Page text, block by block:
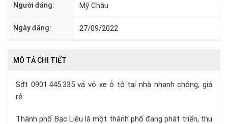
Người đăng: Mỹ Châu
Ngày đăng: 27/09/2022
MÔ TẢ CHI TIẾT
Sđt 0901.445.335 vá vỏ xe ô tô tại nhà nhanh chóng, giá
rẻ
Thành phố Bạc Liêu là một thành phố đang phát triển, thu